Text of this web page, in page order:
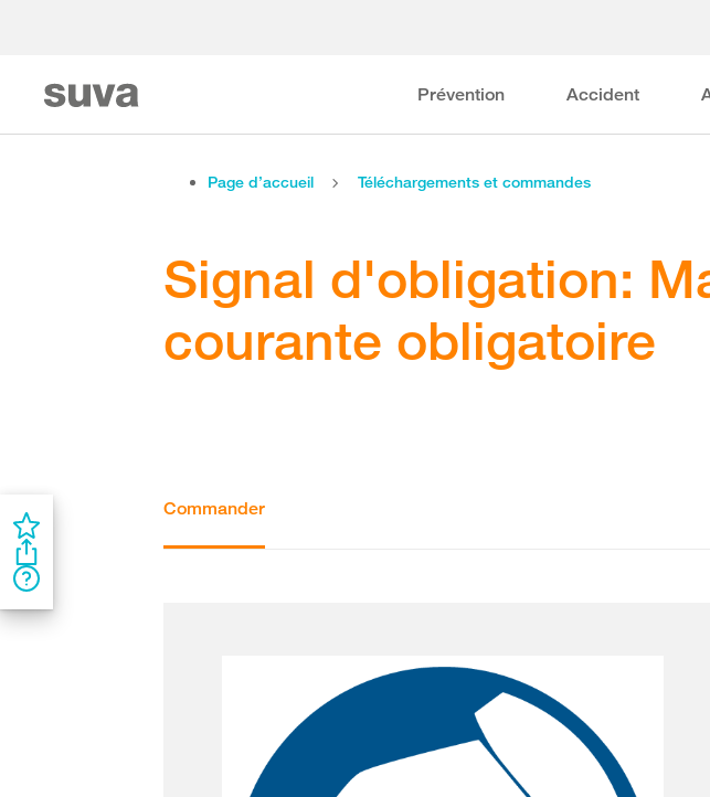
Prévention Accident
Page d’accueil Téléchargements et commandes
Signal d'obligation:
courante obligatoire
Commander